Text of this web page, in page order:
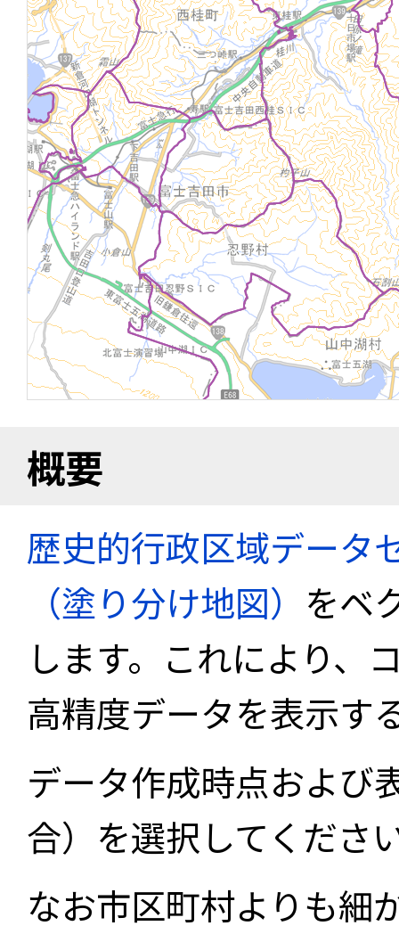
概要
歴史的行政区域データ
（塗り分け地図） をベ
します。これにより、
高精度データを表示す
データ作成時点および
合）を選択してくださ
なお市区町村よりも細